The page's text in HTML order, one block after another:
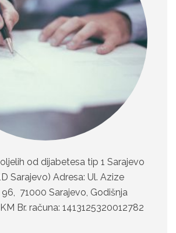
od dijabetesa tip 1 Sarajevo
Sarajevo) Adresa: Ul. Azize
71000 Sarajevo, Godišnja
Br. računa: 1413125320012782